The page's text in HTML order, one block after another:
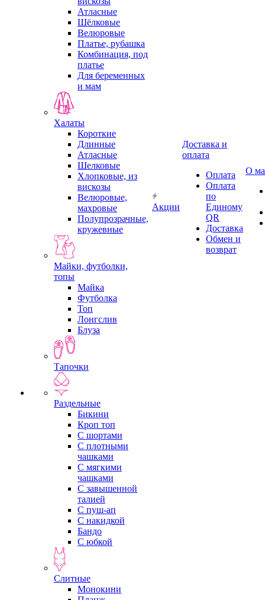
Атласные
Шёлковые
Велюровые
Платье, рубашка
Комбинация, под
платье
Для беременных
и мам
Халаты
Короткие
Длинные
Атласные
Шелковые
Хлопковые, из
вискозы
Велюровые,
махровые
Полупрозрачные,
кружевные
Майки, футболки,
топы
Майка
Футболка
Топ
Лонгслив
Блуза
Тапочки
Раздельные
Бикини
Кроп топ
С шортами
С плотными
чашками
С мягкими
чашками
С завышенной
талией
С пуш-ап
С накидкой
Бандо
С юбкой
Слитные
Монокини
Акции
Доставка и
оплата
Оплата
Оплата
по
Единому
QR
Доставка
Обмен и
возврат
О